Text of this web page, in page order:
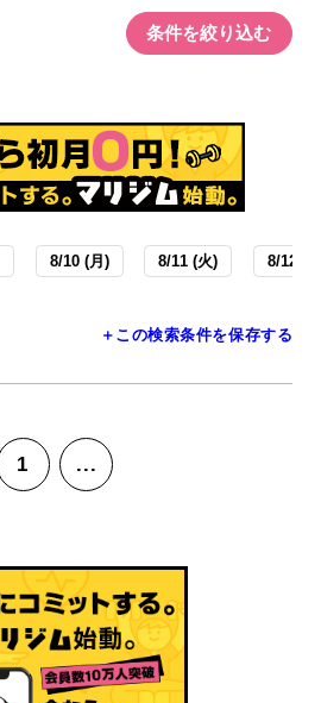
条件を絞り込む
8/10 (月) 8/11 (火) 8/12 (
＋この検索条件を保存する
1 ...